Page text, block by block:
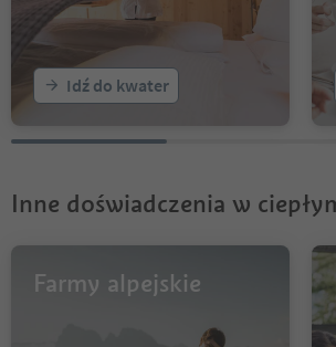
Idź do kwater
Inne doświadczenia w
Farmy alpejskie